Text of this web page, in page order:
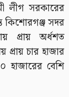
লীগ সরকারের
কিশোরগঞ্জ সদর
প্রায় অর্ধশত
চার হাজার
বেশি